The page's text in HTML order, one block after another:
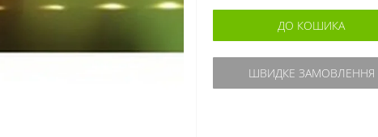
ДО КОШИКА
ШВИДКЕ ЗАМОВЛЕННЯ